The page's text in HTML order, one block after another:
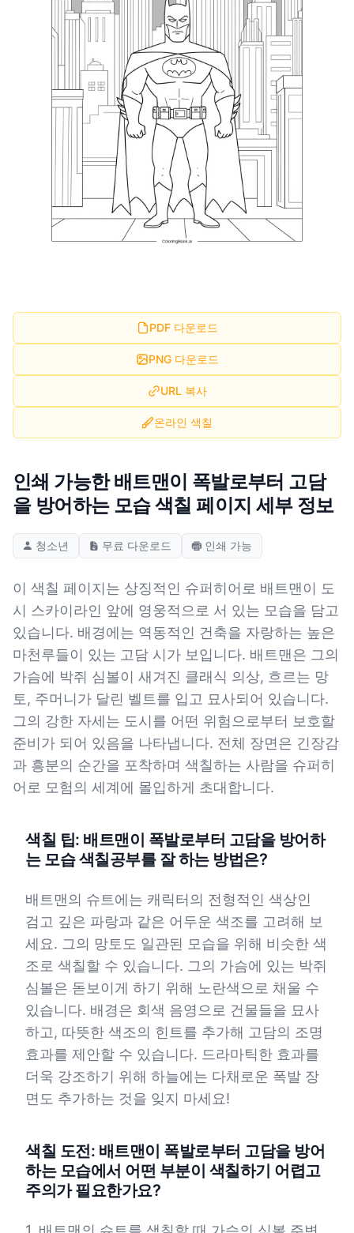
PDF 다운로드
PNG 다운로드
URL 복사
온라인 색칠
인쇄 가능한 배트맨이 폭발로부터 고담
을 방어하는 모습 색칠 페이지 세부 정보
청소년 무료 다운로드 인쇄 가능
이 색칠 페이지는 상징적인 슈퍼히어로 배트맨이 도
시 스카이라인 앞에 영웅적으로 서 있는 모습을 담고
있습니다. 배경에는 역동적인 건축을 자랑하는 높은
마천루들이 있는 고담 시가 보입니다. 배트맨은 그의
가슴에 박쥐 심볼이 새겨진 클래식 의상, 흐르는 망
토, 주머니가 달린 벨트를 입고 묘사되어 있습니다.
그의 강한 자세는 도시를 어떤 위험으로부터 보호할
준비가 되어 있음을 나타냅니다. 전체 장면은 긴장감
과 흥분의 순간을 포착하며 색칠하는 사람을 슈퍼히
어로 모험의 세계에 몰입하게 초대합니다.
색칠 팁: 배트맨이 폭발로부터 고담을 방어하
는 모습 색칠공부를 잘 하는 방법은?
배트맨의 슈트에는 캐릭터의 전형적인 색상인
검고 깊은 파랑과 같은 어두운 색조를 고려해 보
세요. 그의 망토도 일관된 모습을 위해 비슷한 색
조로 색칠할 수 있습니다. 그의 가슴에 있는 박쥐
심볼은 돋보이게 하기 위해 노란색으로 채울 수
있습니다. 배경은 회색 음영으로 건물들을 묘사
하고, 따뜻한 색조의 힌트를 추가해 고담의 조명
효과를 제안할 수 있습니다. 드라마틱한 효과를
더욱 강조하기 위해 하늘에는 다채로운 폭발 장
면도 추가하는 것을 잊지 마세요!
색칠 도전: 배트맨이 폭발로부터 고담을 방어
하는 모습에서 어떤 부분이 색칠하기 어렵고
주의가 필요한가요?